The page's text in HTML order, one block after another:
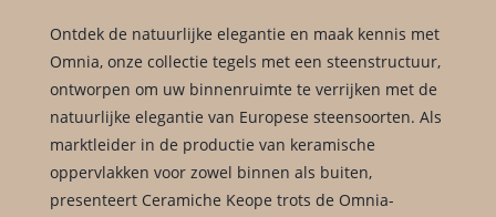
Ontdek de natuurlijke elegantie en maak kennis met
Omnia, onze collectie tegels met een steenstructuur,
ontworpen om uw binnenruimte te verrijken met de
natuurlijke elegantie van Europese steensoorten. Als
marktleider in de productie van keramische
oppervlakken voor zowel binnen als buiten,
presenteert Ceramiche Keope trots de Omnia-